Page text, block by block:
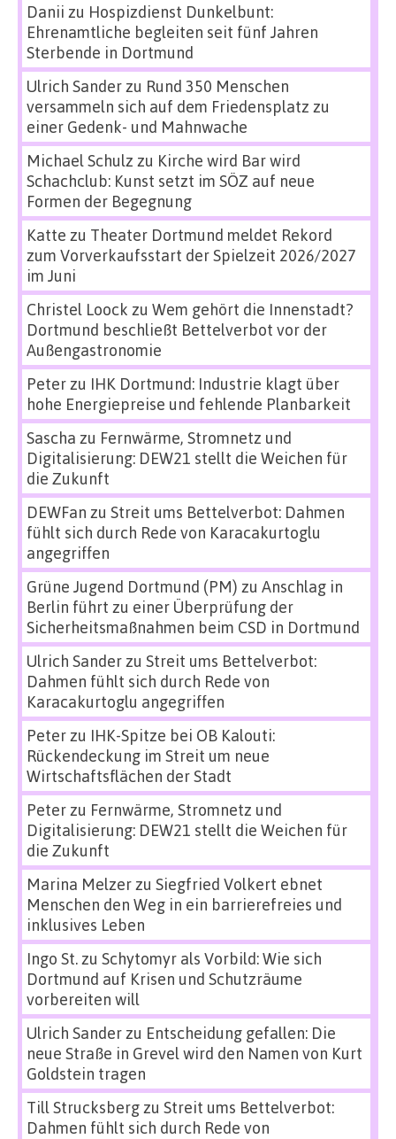
Danii zu Hospizdienst Dunkelbunt:
Ehrenamtliche begleiten seit fünf Jahren
Sterbende in Dortmund
Ulrich Sanderzu Rund 350 Menschen
versammeln sich auf dem Friedensplatz zu
einer Gedenk- und Mahnwache
Michael Schulz zu Kirche wird Bar wird
Schachclub: Kunst setzt im SÖZ auf neue
Formen der Begegnung
Katte zu Theater Dortmund meldet Rekord
zum Vorverkaufsstart der Spielzeit 2026/2027
im Juni
Christel Loock zu Wem gehört die Innenstadt?
Dortmund beschließt Bettelverbot vor der
Außengastronomie
Peterzu IHK Dortmund: Industrie klagt über
hohe Energiepreise und fehlende Planbarkeit
Sascha zu Fernwärme, Stromnetz und
Digitalisierung: DEW21 stellt die Weichen für
die Zukunft
DEWFan zu Streit ums Bettelverbot: Dahmen
fühlt sich durch Rede von Karacakurtoglu
angegriffen
Grüne Jugend Dortmund (PM) zu Anschlag in
Berlin führt zu einer Überprüfung der
Sicherheitsmaßnahmen beim CSD in Dortmund
Ulrich Sanderzu Streit ums Bettelverbot:
Dahmen fühlt sich durch Rede von
Karacakurtoglu angegriffen
Peterzu IHK-Spitze bei OB Kalouti:
Rückendeckung im Streit um neue
Wirtschaftsflächen der Stadt
Peterzu Fernwärme, Stromnetz und
Digitalisierung: DEW21 stellt die Weichen für
die Zukunft
Marina Melzerzu Siegfried Volkert ebnet
Menschen den Weg in ein barrierefreies und
inklusives Leben
Ingo St.zu Schytomyr als Vorbild: Wie sich
Dortmund auf Krisen und Schutzräume
vorbereiten will
Ulrich Sanderzu Entscheidung gefallen: Die
neue Straße in Grevel wird den Namen von Kurt
Goldstein tragen
Till Strucksbergzu Streit ums Bettelverbot:
Dahmen fühlt sich durch Rede von